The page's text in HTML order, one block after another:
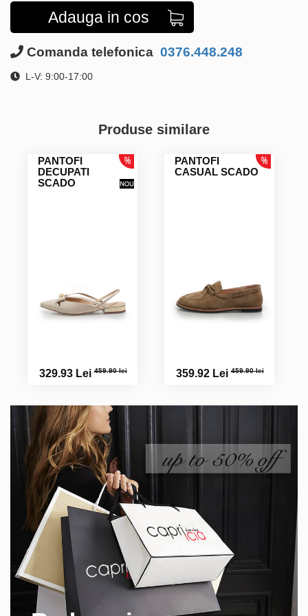
Adauga in cos
Comanda telefonica 0376.448.248
L-V: 9:00-17:00
Produse similare
PANTOFI
DECUPATI
SCADO
329.93 Lei459.90 lei
PANTOFI
CASUAL SCADO
359.92 Lei459.90 lei